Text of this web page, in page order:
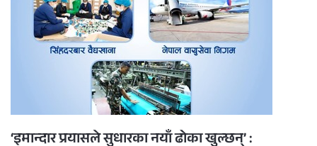
‘इमान्दार प्रयासले सुधारका नयाँ ढोका खुल्छन्’ :